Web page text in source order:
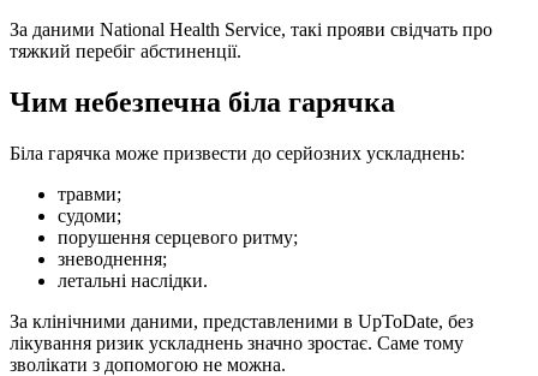
За даними National Health Service, такі прояви свідчать про
тяжкий перебіг абстиненції.
Чим небезпечна біла гарячка
Біла гарячка може призвести до серйозних ускладнень:
травми;
судоми;
порушення серцевого ритму;
зневоднення;
летальні наслідки.
За клінічними даними, представленими в UpToDate, без
лікування ризик ускладнень значно зростає. Саме тому
зволікати з допомогою не можна.